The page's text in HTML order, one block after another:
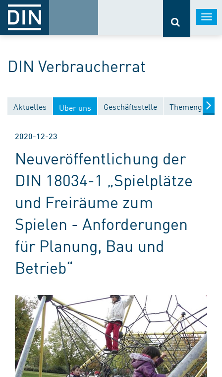
DIN Verbraucherrat
Aktuelles Über uns Geschäftsstelle
2020-12-23
Neuveröffentlichung der
DIN 18034-1 „Spielplätze
und Freiräume zum
Spielen - Anforderungen
für Planung, Bau und
Betrieb“